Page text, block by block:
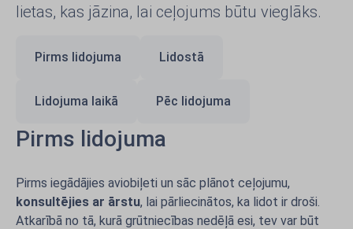
lietas, kas jāzina, lai ceļojums būtu vieglāks.
Pirms lidojuma Lidostā
Lidojuma laikā Pēc lidojuma
Pirms lidojuma
Pirms iegādājies aviobiļeti un sāc plānot ceļojumu,
konsultējies ar ārstu, lai pārliecinātos, ka lidot ir droši.
Atkarībā no tā, kurā grūtniecības nedēļā esi, tev var būt